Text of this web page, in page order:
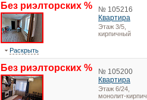
Без риэлторских %
№ 105216
Квартира
Этаж 3/5,
кирпичный
Раскрыть
Без риэлторских %
№ 105200
Квартира
Этаж 6/24,
монолит-кирпич